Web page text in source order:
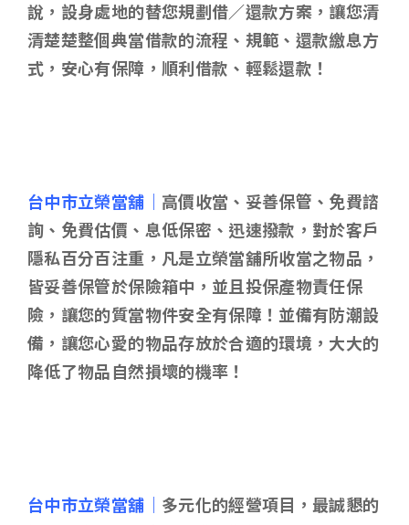
說，設身處地的替您規劃借／還款方案，讓您清
清楚楚整個典當借款的流程、規範、還款繳息方
式，安心有保障，順利借款、輕鬆還款！
台中市立榮當舖｜ 高價收當、妥善保管、免費諮
詢、免費估價、息低保密、迅速撥款，對於客戶
隱私百分百注重，凡是立榮當舖所收當之物品，
皆妥善保管於保險箱中，並且投保產物責任保
險，讓您的質當物件安全有保障！並備有防潮設
備，讓您心愛的物品存放於合適的環境，大大的
降低了物品自然損壞的機率！
台中市立榮當舖｜ 多元化的經營項目，最誠懇的